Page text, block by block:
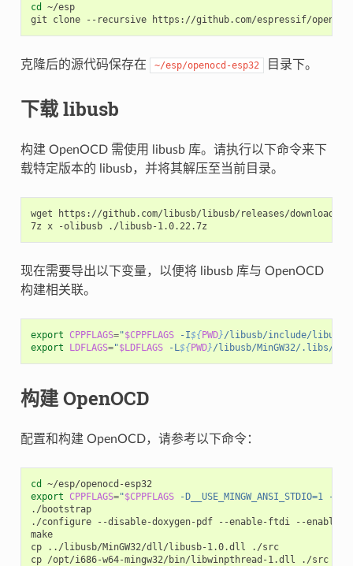
cd ~/esp
克隆后的源代码保存在 ~/esp/openocd-esp32 目录下。
下载 libusb
构建 OpenOCD 需使用 libusb 库。请执行以下命令来下
载特定版本的 libusb，并将其解压至当前目录。
wget https://github.com/libusb/libusb/releases/download/
现在需要导出以下变量，以便将 libusb 库与 OpenOCD
构建相关联。
export CPPFLAGS="$CPPFLAGS -I${PWD}/libusb/include/libusb-
export
LDFLAGS="$LDFLAGS -L${PWD}/libusb/MinGW32/.libs/
构建 OpenOCD
配置和构建 OpenOCD，请参考以下命令：
cd
~/esp/openocd-esp32
export CPPFLAGS="$CPPFLAGS -D__USE_MINGW_ANSI_STDIO=1 -
./bootstrap
./configure --disable-doxygen-pdf --enable-ftdi --
make
cp ../libusb/MinGW32/dll/libusb-1.0.dll ./src
cp /opt/i686-w64-mingw32/bin/libwinpthread-1.dll ./src